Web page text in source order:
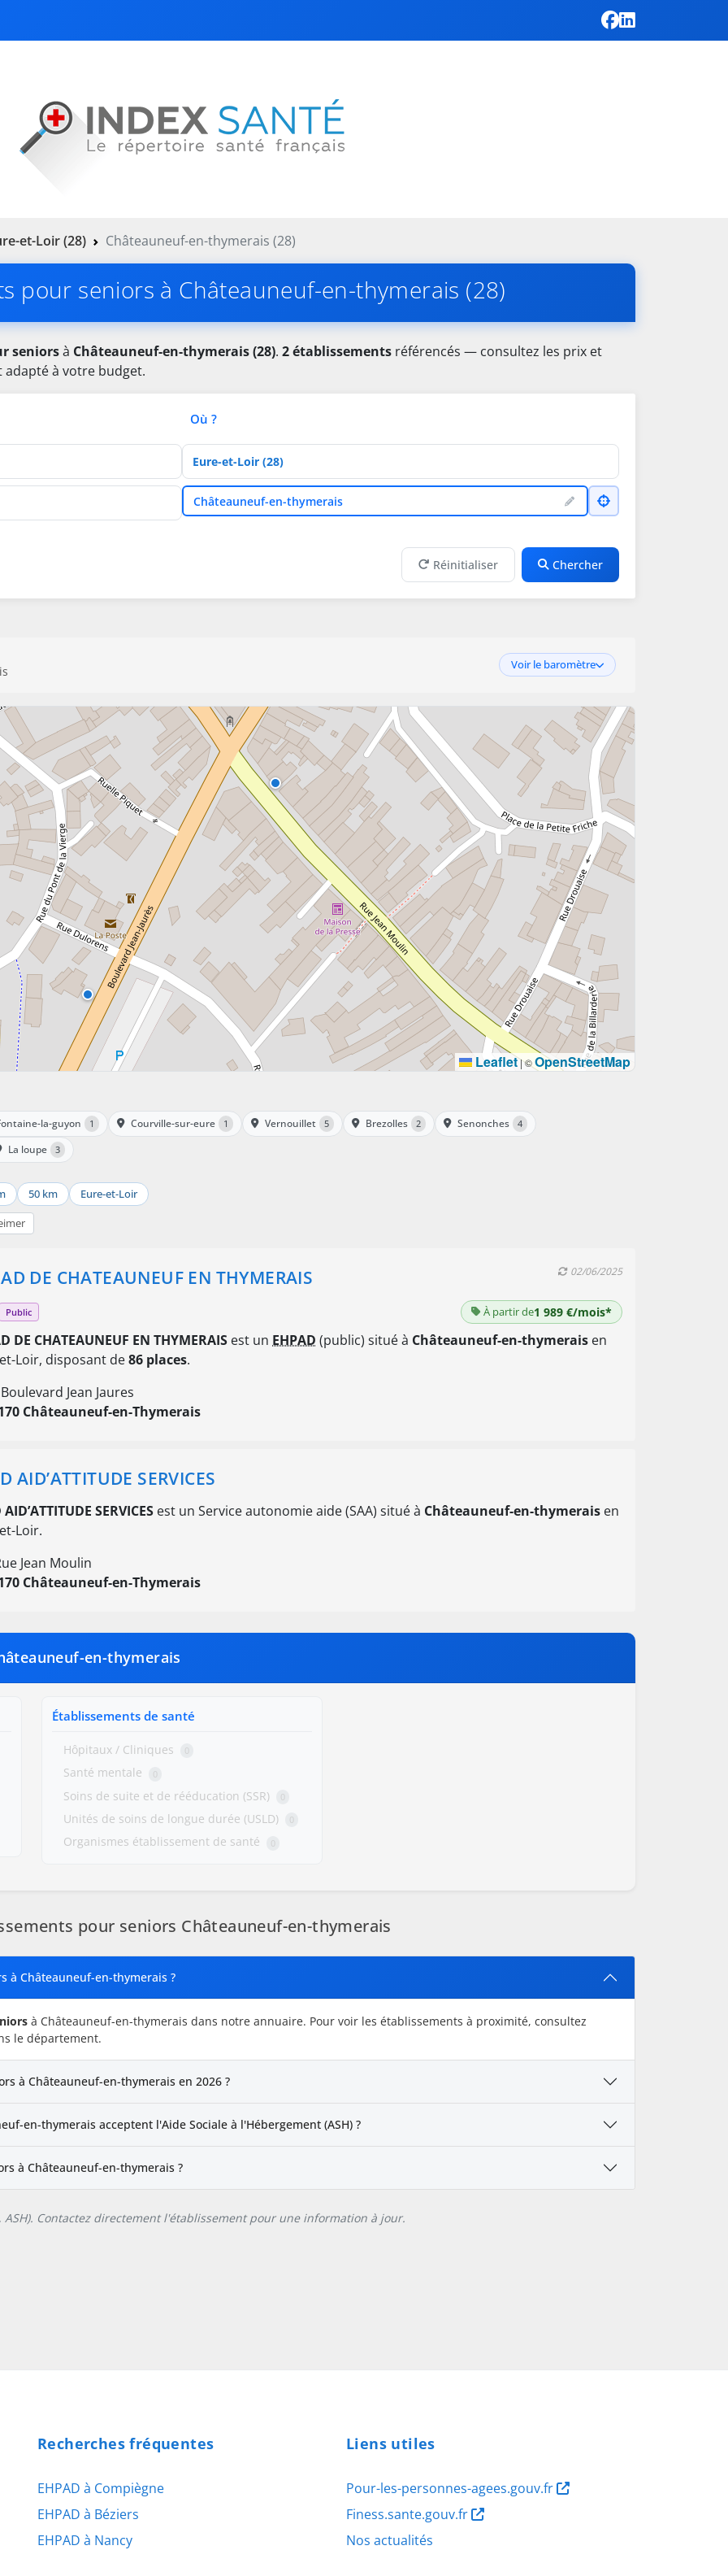
et-Loir (28) Châteauneuf-en-thymerais (28)
pour seniors à Châteauneuf-en-thymerais (28)
seniorsà Châteauneuf-en-thymerais (28). 2 établissements référencés — consultez les prix et
à votre budget.
Où ?
Département
VilleChâteauneuf-en-thymerais
Réinitialiser Chercher
Voir le baromètre
Leaflet|©OpenStreetMap
la-guyon 1 Courville-sur-eure 1 Vernouillet 5 Brezolles 2 Senonches 4
La loupe 3
50 km Eure-et-Loir
DE CHATEAUNEUF EN THYMERAIS 02/06/2025
Public À partir de1 989 €/mois*
DE CHATEAUNEUF EN THYMERAIS est un EHPAD (public) situé à Châteauneuf-en-thymerais en
Loir, disposant de86 places.
Jean Jaures
Châteauneuf-en-Thymerais
AID’ATTITUDE SERVICES
SERVICES est un Service autonomie aide (SAA) situé à Châteauneuf-en-thymerais en
Loir.
Jean Moulin
Châteauneuf-en-Thymerais
en-thymerais
Établissements de santé
Hôpitaux / Cliniques 0
Santé mentale 0
Soins de suite et de rééducation (SSR) 0
Unités de soins de longue durée (USLD) 0
Organismes établissement de santé 0
pour seniors Châteauneuf-en-thymerais
à Châteauneuf-en-thymerais ?
à Châteauneuf-en-thymerais dans notre annuaire. Pour voir les établissements à proximité, consultez
le département.
à Châteauneuf-en-thymerais en 2026 ?
en-thymerais acceptent l'Aide Sociale à l'Hébergement (ASH) ?
à Châteauneuf-en-thymerais ?
Contactez directement l'établissement pour une information à jour.
Recherches fréquentes
EHPAD à Compiègne
EHPAD à Béziers
EHPAD à Nancy
Liens utiles
Pour-les-personnes-agees.gouv.fr
Finess.sante.gouv.fr
Nos actualités